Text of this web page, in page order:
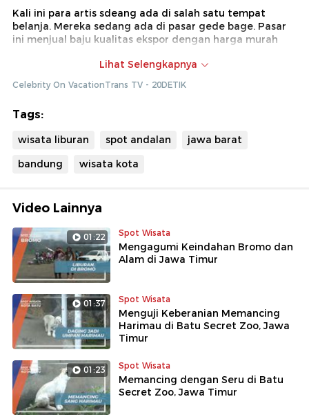
Kali ini para artis sdeang ada di salah satu tempat
belanja. Mereka sedang ada di pasar gede bage. Pasar
ini menjual baju kualitas ekspor dengan harga murah
Dok : Celebrity on Vacation Trans TV (Ade)
Lihat Selengkapnya
Celebrity On VacationTrans TV - 20DETIK
Tags:
wisata liburan spot andalan
jawa barat
bandung
wisata kota
Video Lainnya
01:22 Spot Wisata
Mengagumi Keindahan Bromo dan
Alam di Jawa Timur
01:37 Spot Wisata
Menguji Keberanian Memancing
Harimau di Batu Secret Zoo, Jawa
Timur
01:23 Spot Wisata
Memancing dengan Seru di Batu
Secret Zoo, Jawa Timur